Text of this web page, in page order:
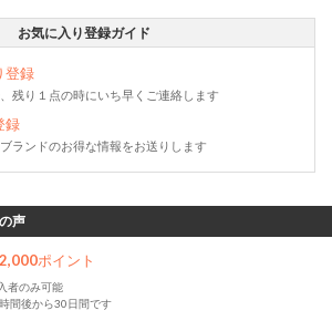
お気に入り登録ガイド
登録
残り１点の時にいち早くご連絡します
録
ランドのお得な情報をお送りします
声
2,000ポイント
者のみ可能
間後から30日間です